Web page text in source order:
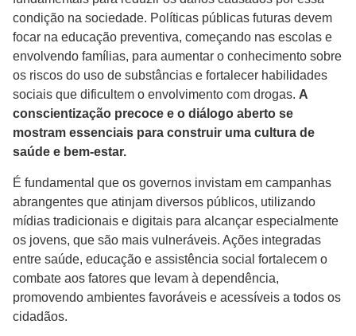
condição na sociedade. Políticas públicas futuras devem
focar na educação preventiva, começando nas escolas e
envolvendo famílias, para aumentar o conhecimento sobre
os riscos do uso de substâncias e fortalecer habilidades
sociais que dificultem o envolvimento com drogas. A
conscientização precoce e o diálogo aberto se
mostram essenciais para construir uma cultura de
saúde e bem-estar.
É fundamental que os governos invistam em campanhas
abrangentes que atinjam diversos públicos, utilizando
mídias tradicionais e digitais para alcançar especialmente
os jovens, que são mais vulneráveis. Ações integradas
entre saúde, educação e assistência social fortalecem o
combate aos fatores que levam à dependência,
promovendo ambientes favoráveis e acessíveis a todos os
cidadãos.